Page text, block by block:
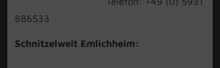
886533
Schnitzelwelt Emlichheim: